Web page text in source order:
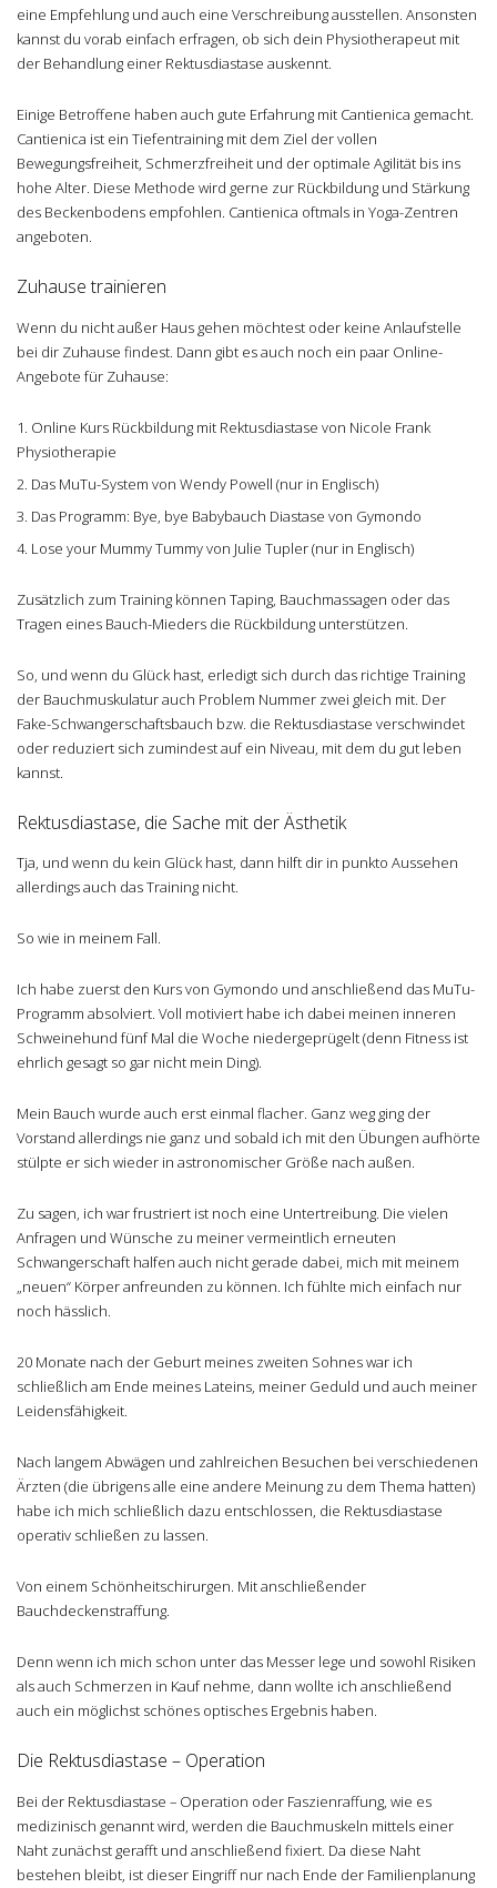
eine Empfehlung und auch eine Verschreibung ausstellen. Ansonsten
kannst du vorab einfach erfragen, ob sich dein Physiotherapeut mit
der Behandlung einer Rektusdiastase auskennt.
Einige Betroffene haben auch gute Erfahrung mit Cantienica gemacht.
Cantienica ist ein Tiefentraining mit dem Ziel der vollen
Bewegungsfreiheit, Schmerzfreiheit und der optimale Agilität bis ins
hohe Alter. Diese Methode wird gerne zur Rückbildung und Stärkung
des Beckenbodens empfohlen. Cantienica oftmals in Yoga-Zentren
angeboten.
Zuhause trainieren
Wenn du nicht außer Haus gehen möchtest oder keine Anlaufstelle
bei dir Zuhause findest. Dann gibt es auch noch ein paar Online-
Angebote für Zuhause:
Online Kurs Rückbildung mit Rektusdiastase von Nicole Frank
Physiotherapie
Das MuTu-System von Wendy Powell (nur in Englisch)
Das Programm: Bye, bye Babybauch Diastase von Gymondo
Lose your Mummy Tummy von Julie Tupler (nur in Englisch)
Zusätzlich zum Training können Taping, Bauchmassagen oder das
Tragen eines Bauch-Mieders die Rückbildung unterstützen.
So, und wenn du Glück hast, erledigt sich durch das richtige Training
der Bauchmuskulatur auch Problem Nummer zwei gleich mit. Der
Fake-Schwangerschaftsbauch bzw. die Rektusdiastase verschwindet
oder reduziert sich zumindest auf ein Niveau, mit dem du gut leben
kannst.
Rektusdiastase, die Sache mit der Ästhetik
Tja, und wenn du kein Glück hast, dann hilft dir in punkto Aussehen
allerdings auch das Training nicht.
So wie in meinem Fall.
Ich habe zuerst den Kurs von Gymondo und anschließend das MuTu-
Programm absolviert. Voll motiviert habe ich dabei meinen inneren
Schweinehund fünf Mal die Woche niedergeprügelt (denn Fitness ist
ehrlich gesagt so gar nicht mein Ding).
Mein Bauch wurde auch erst einmal flacher. Ganz weg ging der
Vorstand allerdings nie ganz und sobald ich mit den Übungen aufhörte
stülpte er sich wieder in astronomischer Größe nach außen.
Zu sagen, ich war frustriert ist noch eine Untertreibung. Die vielen
Anfragen und Wünsche zu meiner vermeintlich erneuten
Schwangerschaft halfen auch nicht gerade dabei, mich mit meinem
„neuen“ Körper anfreunden zu können. Ich fühlte mich einfach nur
noch hässlich.
20 Monate nach der Geburt meines zweiten Sohnes war ich
schließlich am Ende meines Lateins, meiner Geduld und auch meiner
Leidensfähigkeit.
Nach langem Abwägen und zahlreichen Besuchen bei verschiedenen
Ärzten (die übrigens alle eine andere Meinung zu dem Thema hatten)
habe ich mich schließlich dazu entschlossen, die Rektusdiastase
operativ schließen zu lassen.
Von einem Schönheitschirurgen. Mit anschließender
Bauchdeckenstraffung.
Denn wenn ich mich schon unter das Messer lege und sowohl Risiken
als auch Schmerzen in Kauf nehme, dann wollte ich anschließend
auch ein möglichst schönes optisches Ergebnis haben.
Die Rektusdiastase – Operation
Bei der Rektusdiastase – Operation oder Faszienraffung, wie es
medizinisch genannt wird, werden die Bauchmuskeln mittels einer
Naht zunächst gerafft und anschließend fixiert. Da diese Naht
bestehen bleibt, ist dieser Eingriff nur nach Ende der Familienplanung